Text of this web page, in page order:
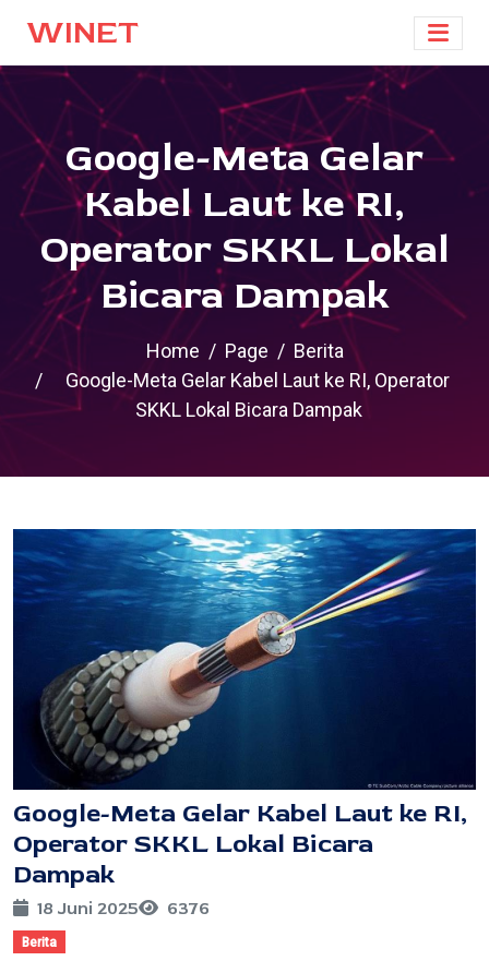
WINET
Google-Meta Gelar
Kabel Laut ke RI,
Operator SKKL Lokal
Bicara Dampak
Home Page
Berita
Google-Meta Gelar Kabel Laut ke RI, Operator
SKKL Lokal Bicara Dampak
Google-Meta Gelar Kabel Laut ke RI,
Operator SKKL Lokal Bicara
Dampak
18 Juni 2025 6376
Berita